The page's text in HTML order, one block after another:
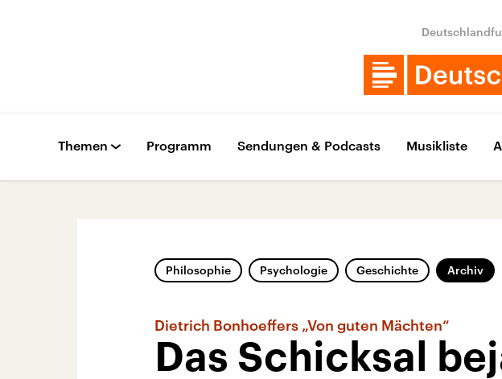
Themen Programm Sendungen & Podcasts Musikliste
Philosophie Psychologie Geschichte Archiv
Dietrich Bonhoeffers „Von guten Mächten“
Das Schicksal